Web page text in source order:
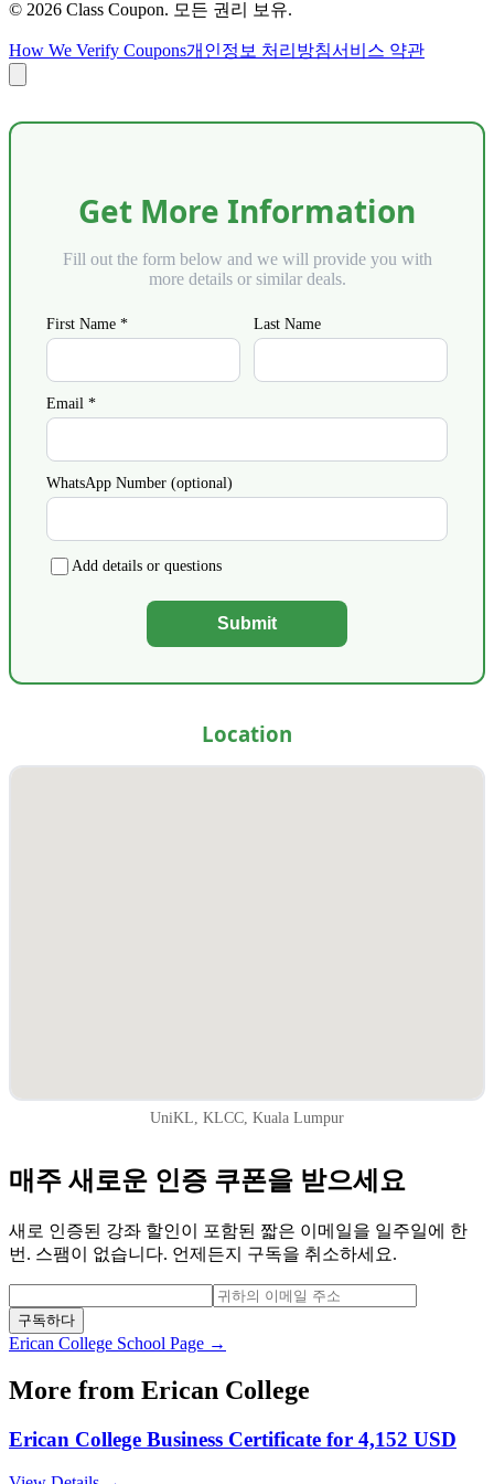
© 2026 Class Coupon. 모든 권리 보유.
How We Verify Coupons개인정보 처리방침서비스 약관
Get More Information
Fill out the form below and we will provide you with
more details or similar deals.
First Name * Last Name
Email *
WhatsApp Number (optional)
Add details or questions
Submit
Location
UniKL, KLCC, Kuala Lumpur
매주 새로운 인증 쿠폰을 받으세요
새로 인증된 강좌 할인이 포함된 짧은 이메일을 일주일에 한
번. 스팸이 없습니다. 언제든지 구독을 취소하세요.
구독하다
Erican College School Page →
More from Erican College
Erican College Business Certificate for 4,152 USD